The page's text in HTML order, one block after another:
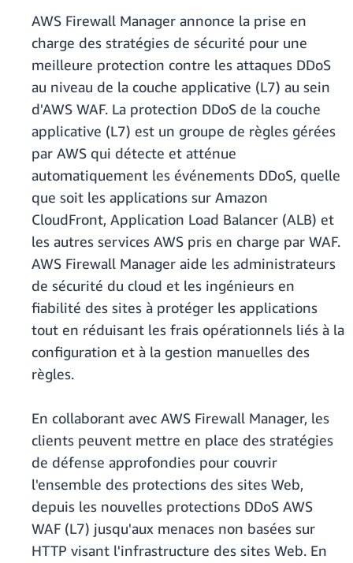
AWS Firewall Manager annonce la prise en
charge des stratégies de sécurité pour une
meilleure protection contre les attaques DDoS
au niveau de la couche applicative (L7) au sein
d'AWS WAF. La protection DDoS de la couche
applicative (L7) est un groupe de règles gérées
par AWS qui détecte et atténue
automatiquement les événements DDoS, quelle
que soit les applications sur Amazon
CloudFront, Application Load Balancer (ALB) et
les autres services AWS pris en charge par WAF.
AWS Firewall Manager aide les administrateurs
de sécurité du cloud et les ingénieurs en
fiabilité des sites à protéger les applications
tout en réduisant les frais opérationnels liés à la
configuration et à la gestion manuelles des
règles.
En collaborant avec AWS Firewall Manager, les
clients peuvent mettre en place des stratégies
de défense approfondies pour couvrir
l'ensemble des protections des sites Web,
depuis les nouvelles protections DDoS AWS
WAF (L7) jusqu'aux menaces non basées sur
HTTP visant l'infrastructure des sites Web. En